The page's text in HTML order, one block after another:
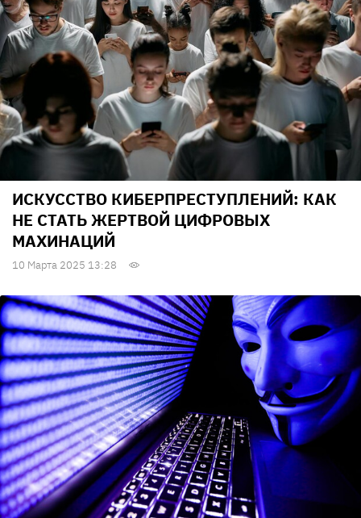
ИСКУССТВО КИБЕРПРЕСТУПЛЕНИЙ: КАК
НЕ СТАТЬ ЖЕРТВОЙ ЦИФРОВЫХ
МАХИНАЦИЙ
10 Марта 2025 13:28